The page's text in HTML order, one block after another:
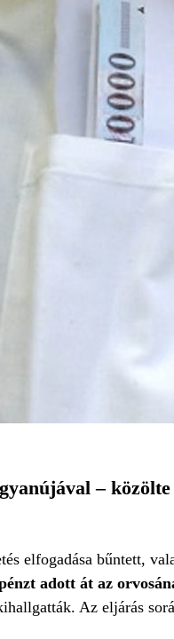
–
elfogadása bűntett,
adott át az
Az eljárás